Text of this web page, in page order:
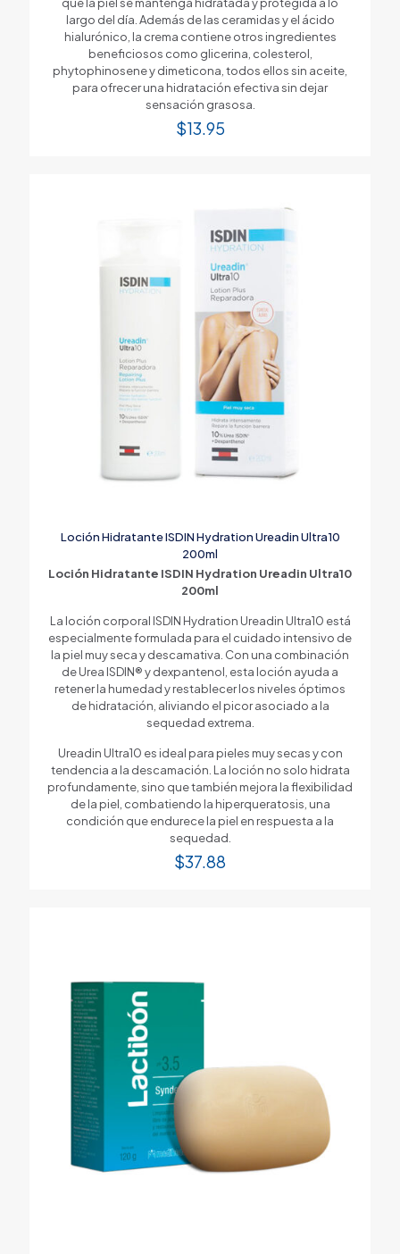
largo del día. Además de las ceramidas y el ácido
hialurónico, la crema contiene otros ingredientes
beneficiosos como glicerina, colesterol,
phytophinosene y dimeticona, todos ellos sin aceite,
para ofrecer una hidratación efectiva sin dejar
sensación grasosa.
$13.95
Loción Hidratante ISDIN Hydration Ureadin Ultra10
200ml
Loción Hidratante ISDIN Hydration Ureadin Ultra10
200ml
La loción corporal ISDIN Hydration Ureadin Ultra10 está
especialmente formulada para el cuidado intensivo de
la piel muy seca y descamativa. Con una combinación
de Urea ISDIN® y dexpantenol, esta loción ayuda a
retener la humedad y restablecer los niveles óptimos
de hidratación, aliviando el picor asociado a la
sequedad extrema.
Ureadin Ultra10 es ideal para pieles muy secas y con
tendencia a la descamación. La loción no solo hidrata
profundamente, sino que también mejora la flexibilidad
de la piel, combatiendo la hiperqueratosis, una
condición que endurece la piel en respuesta a la
sequedad.
$37.88